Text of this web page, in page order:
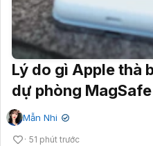
Lý do gì Apple thà
dự phòng
Mẫn Nhi ✔
51 phút trước